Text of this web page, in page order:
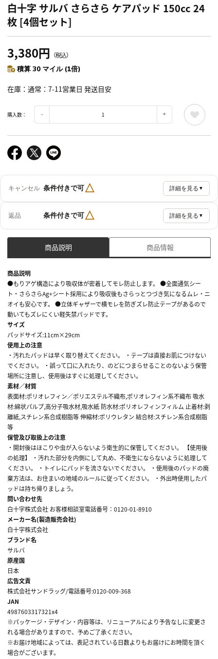
白十字 サルバ さらさら ケアパッド 150cc 24
枚 [4個セット]
3,380円 （税込）
積算 30 マイル (1倍)
在庫 通常：7-11営業日 発送目安
購入数：
キャンセル 条件付きで可△ 詳細を見る ▼
返品 条件付きで可△ 詳細を見る ▼
商品説明 商品情報
商品説明
●もりアゲ構造により吸収体が密着してモレ防止します。 ●全面通気シー
ト・さらさらAg+シート採用により吸収後もさらっとつづき気になるムレ・ニ
オイも安心です。 ●立体ギャザーで横モレを防ぎズレ防止テープがあるので
動いてもズレにくい軽失禁パッドです。
サイズ
パッドサイズ:11cm×29cm
使用上の注意
・汚れたパッドは早く取り替えてください。 ・テープは直接お肌につけない
でください。 ・誤って口に入れたり、のどにつまらせることのないよう保管
場所に注意し、使用後はすぐに処理してください。
素材／材質
表面材:ポリオレフィン／ポリエステル不織布,ポリオレフィン系不織布 吸水
材:綿状パルプ,高分子吸水材,吸水紙 防水材:ポリオレフィンフィルム 止着材:剥
離紙,スチレン系合成樹脂等 伸縮材:ポリウレタン 結合材:スチレン系合成樹脂
等
保管及び取扱上の注意
・開封後はほこりや虫が入らないよう衛生的に保管してください。 【使用後
の処理】 ・汚れた部分を内側にして丸め、不衛生にならないように処理して
ください。 ・トイレにパッドを流さないでください。 ・使用後のパッドの廃
棄方法は、お住まいの地域のルールに従ってください。 ・外出時使用したパ
ッドは持ち帰りましょう。
問い合わせ先
白十字株式会社 お客様相談室電話番号：0120-01-8910
メーカー名(製造販売会社)
白十字株式会社
ブランド名
サルバ
原産国
日本
広告文責
株式会社サンドラッグ/電話番号:0120-009-368
JAN
4987603317321x4
※パッケージ・デザイン・内容等は、リニューアルにより予告なしに変更さ
れる場合がありますので、予めご了承ください。
※お届け地域によっては、表記されている日数よりもお届けにお時間を頂く
場合がございます。